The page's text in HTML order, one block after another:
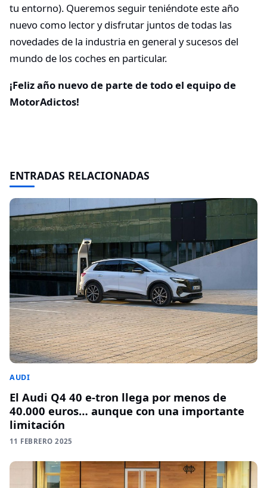
tu entorno). Queremos seguir teniéndote este año
nuevo como lector y disfrutar juntos de todas las
novedades de la industria en general y sucesos del
mundo de los coches en particular.
¡Feliz año nuevo de parte de todo el equipo de
MotorAdictos!
ENTRADAS RELACIONADAS
AUDI
El Audi Q4 40 e-tron llega por menos de
40.000 euros… aunque con una importante
limitación
11 FEBRERO 2025